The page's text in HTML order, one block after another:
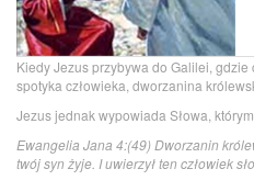
Kiedy Jezus przybywa do Galilei,
spotyka człowieka, dworzanina
Jezus jednak wypowiada Słowa,
Ewangelia Jana 4:(49) Dworzanin
twój syn żyje. I uwierzył ten człowiek